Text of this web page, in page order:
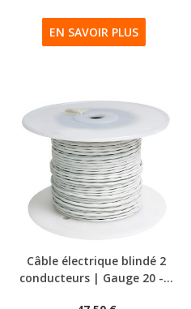
EN SAVOIR PLUS
Câble électrique blindé 2
conducteurs | Gauge 20 -...